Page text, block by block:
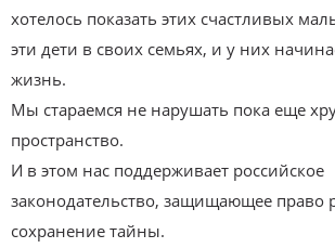
хотелось показать этих счастливых
эти дети в своих семьях, и у них
жизнь.
Мы стараемся не нарушать пока еще
пространство.
И в этом нас поддерживает российское
законодательство, защищающее право
сохранение тайны.